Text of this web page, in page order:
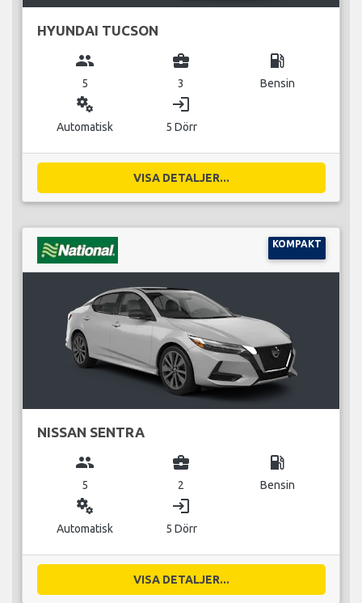
HYUNDAI TUCSON
group
5
business_center
3
local_gas_station
Bensin
miscellaneous_services
Automatisk
login
5 Dörr
VISA DETALJER...
KOMPAKT
NISSAN SENTRA
group
5
business_center
2
local_gas_station
Bensin
miscellaneous_services
Automatisk
login
5 Dörr
VISA DETALJER...